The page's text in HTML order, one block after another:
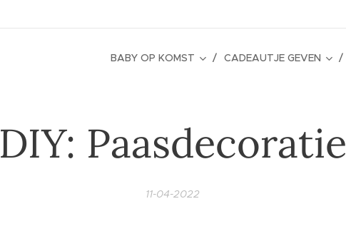
BABY OP KOMST CADEAUTJE GEVEN
DIY: Paasdecoratie
11-04-2022